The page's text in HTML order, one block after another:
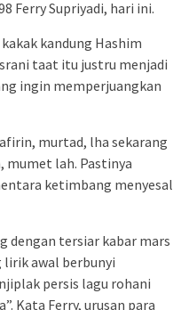
Ferry Supriyadi, hari ini.
kandung Hashim
taat itu justru menjadi
ingin memperjuangkan
murtad, lha sekarang
mumet lah. Pastinya
ketimbang menyesal
dengan tersiar kabar mars
lirik awal berbunyi
persis lagu rohani
Kata Ferry, urusan para